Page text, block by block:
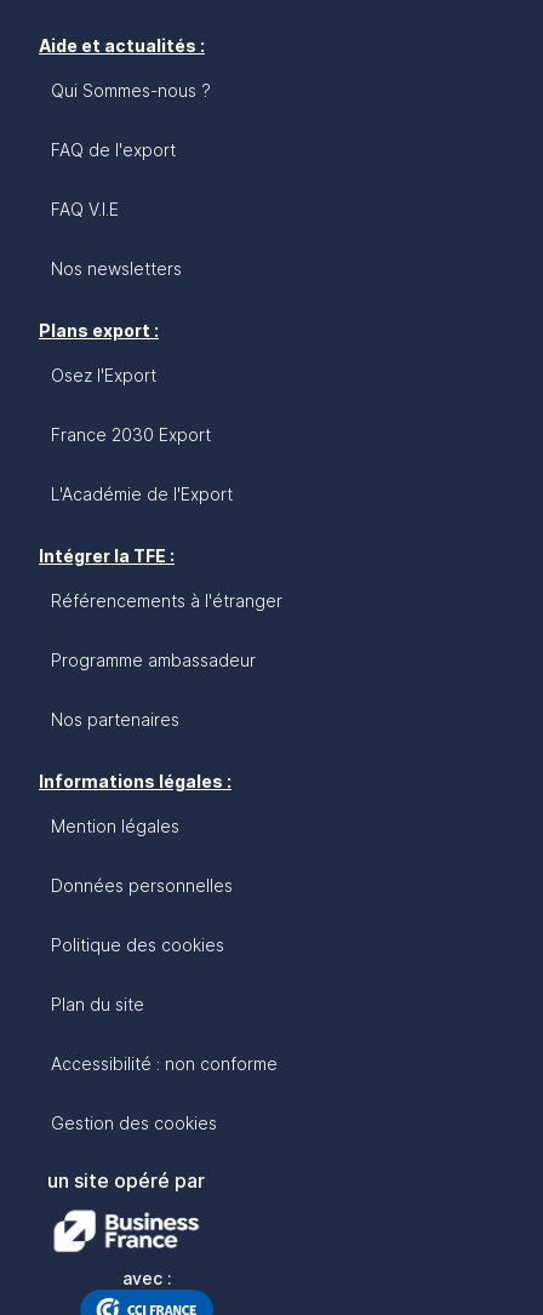
Aide et actualités :
Qui Sommes-nous ?
FAQ de l'export
FAQ V.I.E
Nos newsletters
Plans export :
Osez l'Export
France 2030 Export
L'Académie de l'Export
Intégrer la TFE :
Référencements à l'étranger
Programme ambassadeur
Nos partenaires
Informations légales :
Mention légales
Données personnelles
Politique des cookies
Plan du site
Accessibilité : non conforme
Gestion des cookies
un site opéré par
avec :